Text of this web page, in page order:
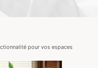
pour vos espaces